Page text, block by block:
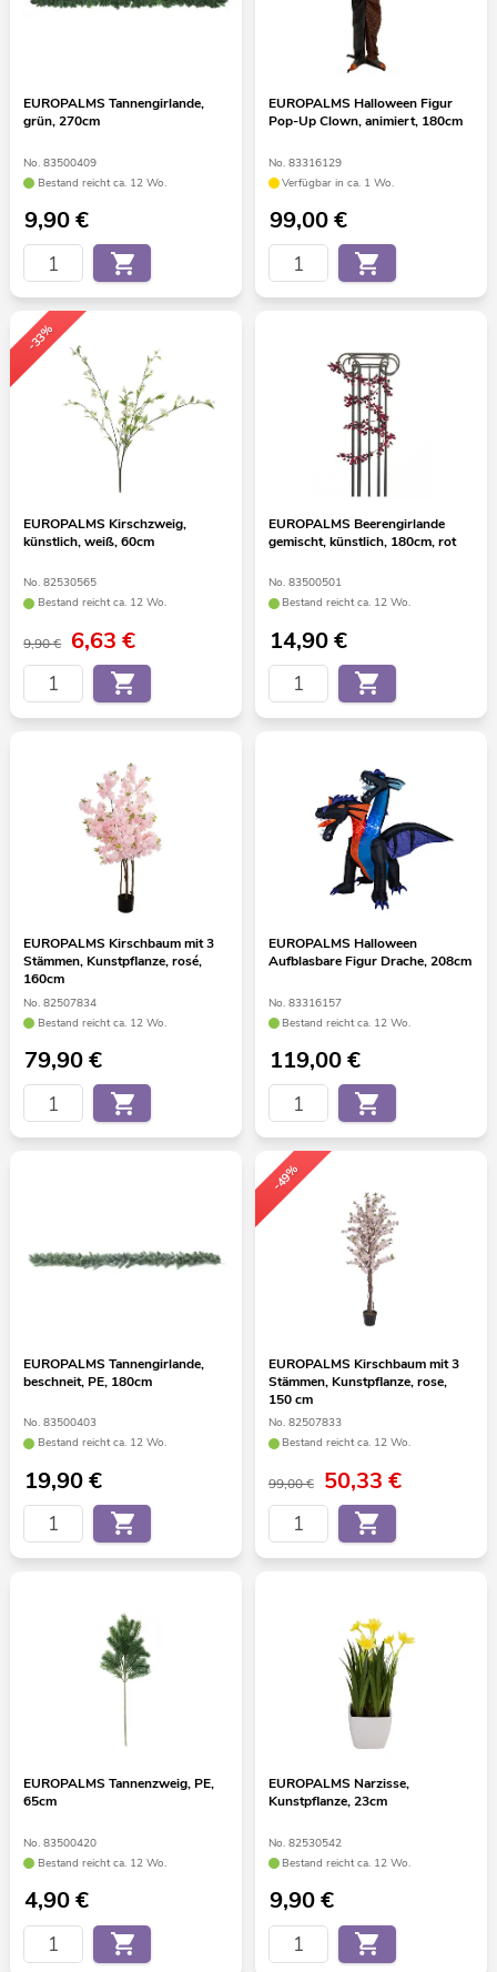
EUROPALMS Tannengirlande,
grün, 270cm
No. 83500409
Bestand reicht ca. 12 Wo.
9,90€
EUROPALMS Halloween Figur
Pop-Up Clown, animiert, 180cm
No. 83316129
Verfügbar in ca. 1 Wo.
99,00€
-33%
EUROPALMS Kirschzweig,
künstlich, weiß, 60cm
No. 82530565
Bestand reicht ca. 12 Wo.
9,90 € 6,63€
EUROPALMS Beerengirlande
gemischt, künstlich, 180cm, rot
No. 83500501
Bestand reicht ca. 12 Wo.
14,90€
EUROPALMS Kirschbaum mit 3
Stämmen, Kunstpflanze, rosé,
160cm
No. 82507834
Bestand reicht ca. 12 Wo.
79,90€
EUROPALMS Halloween
Aufblasbare Figur Drache, 208cm
No. 83316157
Bestand reicht ca. 12 Wo.
119,00€
EUROPALMS Tannengirlande,
beschneit, PE, 180cm
No. 83500403
Bestand reicht ca. 12 Wo.
19,90€
-49%
EUROPALMS Kirschbaum mit 3
Stämmen, Kunstpflanze, rose,
150 cm
No. 82507833
Bestand reicht ca. 12 Wo.
99,00 € 50,33 €
EUROPALMS Tannenzweig, PE,
65cm
No. 83500420
Bestand reicht ca. 12 Wo.
4,90€
EUROPALMS Narzisse,
Kunstpflanze, 23cm
No. 82530542
Bestand reicht ca. 12 Wo.
9,90€